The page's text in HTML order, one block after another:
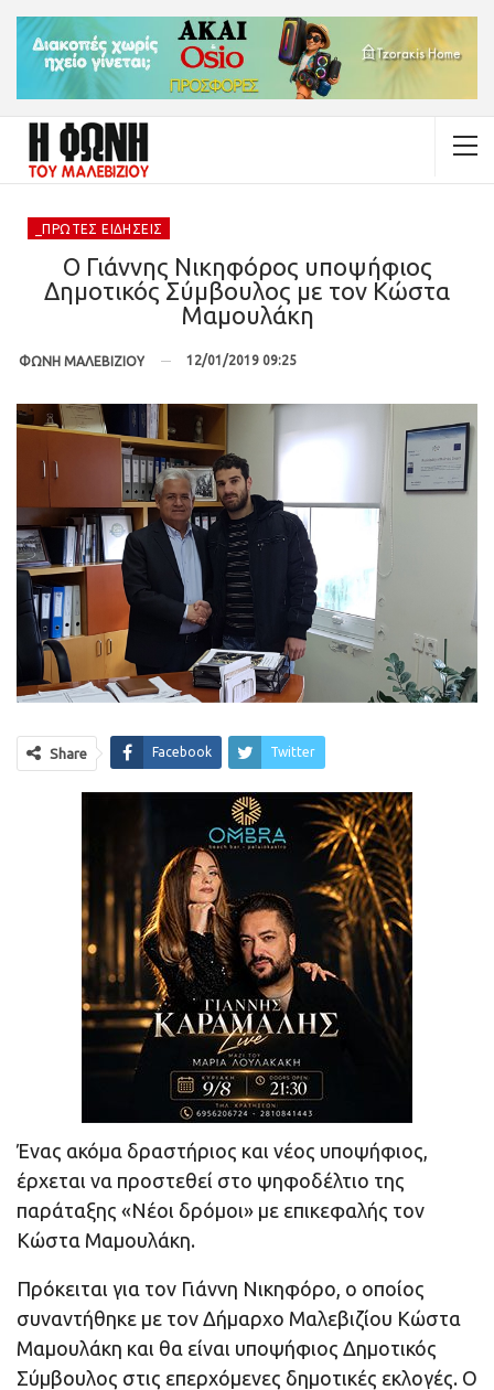
_ΠΡΏΤΕΣ ΕΙΔΉΣΕΙΣ
Ο Γιάννης Νικηφόρος υποψήφιος
Δημοτικός Σύμβουλος με τον Κώστα
Μαμουλάκη
ΦΩΝΗ ΜΑΛΕΒΙΖΙΟΥ 12/01/2019 09:25
Share Facebook Twitter
Ένας ακόμα δραστήριος και νέος υποψήφιος,
έρχεται να προστεθεί στο ψηφοδέλτιο της
παράταξης «Νέοι δρόμοι» με επικεφαλής τον
Κώστα Μαμουλάκη.
Πρόκειται για τον Γιάννη Νικηφόρο, ο οποίος
συναντήθηκε με τον Δήμαρχο Μαλεβιζίου Κώστα
Μαμουλάκη και θα είναι υποψήφιος Δημοτικός
Σύμβουλος στις επερχόμενες δημοτικές εκλογές. Ο